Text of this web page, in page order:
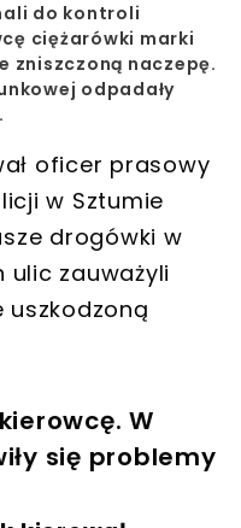
do kontroli
ciężarówki marki
zniszczoną naczepę.
odpadały
oficer prasowy
w Sztumie
drogówki w
zauważyli
uszkodzoną
W
się problemy